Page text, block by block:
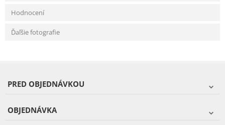
Hodnocení
Ďaľšie fotografie
PRED OBJEDNÁVKOU
OBJEDNÁVKA